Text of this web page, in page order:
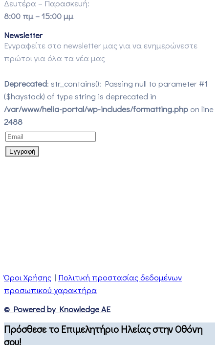
Δευτέρα – Παρασκευή:
8:00 πμ – 15:00 μμ
Newsletter
Εγγραφείτε στο newsletter μας για να ενημερώνεστε
πρώτοι για όλα τα νέα μας
Deprecated: str_contains(): Passing null to parameter #1
($haystack) of type string is deprecated in
/var/www/helia-portal/wp-includes/formatting.php on line
2488
Όροι Χρήσης | Πολιτική προστασίας δεδομένων
προσωπικού χαρακτήρα
© Powered by Knowledge AE
Πρόσθεσε το Επιμελητήριο Ηλείας στην Οθόνη
σου!